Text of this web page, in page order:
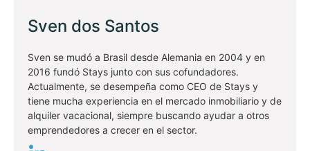
Sven dos Santos
Sven se mudó a Brasil desde Alemania en 2004 y en
2016 fundó Stays junto con sus cofundadores.
Actualmente, se desempeña como CEO de Stays y
tiene mucha experiencia en el mercado inmobiliario y de
alquiler vacacional, siempre buscando ayudar a otros
emprendedores a crecer en el sector.